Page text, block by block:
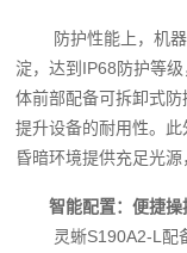
防护性能上，机
淀，达到IP68防护等
体前部配备可拆卸式
提升设备的耐用性。
昏暗环境提供充足光源
智能配置：便捷
灵蜥S190A2-L配